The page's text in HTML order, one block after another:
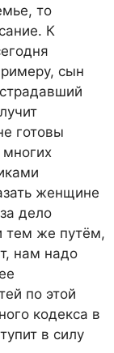
то
К
сын
готовы
женщине
дело
тем же путём,
нам надо
по этой
кодекса в
в силу